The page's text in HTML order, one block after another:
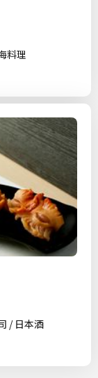
料理
/ 日本酒